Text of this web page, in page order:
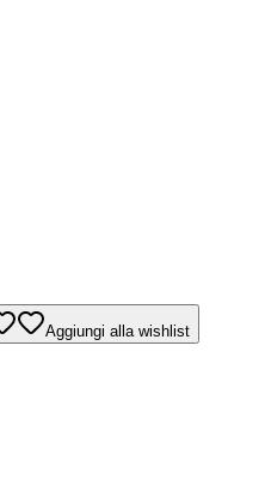
Aggiungi alla wishlist